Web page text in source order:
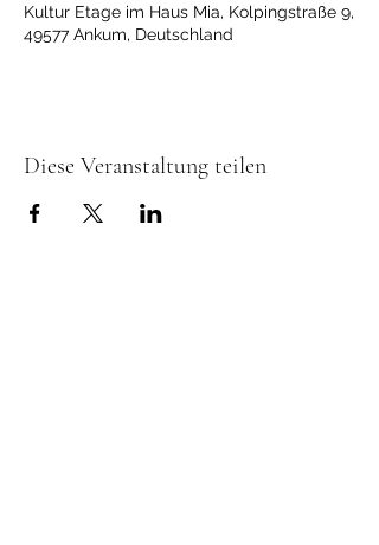
Kultur Etage im Haus Mia, Kolpingstraße 9,
49577 Ankum, Deutschland
Diese Veranstaltung teilen